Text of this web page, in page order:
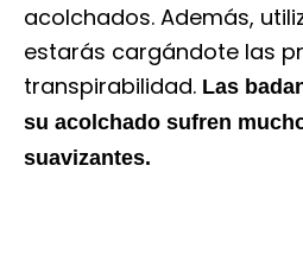
acolchados. Además,
estarás cargándote las
transpirabilidad. Las
su acolchado sufren
suavizantes.